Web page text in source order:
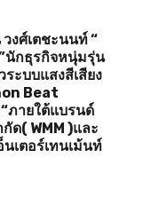
งศ์เตชะนนท์ “
นักธุรกิจหนุ่มรุ่น
ระบบแสงสีเสียง
Beat
ภายใต้แบรนด์
กัด( WMM )และ
เตอร์เทนเม้นท์